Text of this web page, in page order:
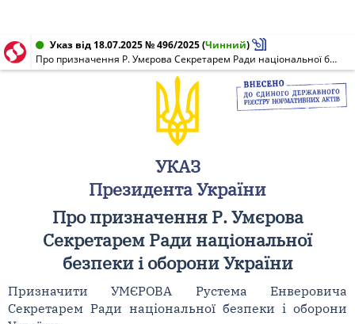
Указ від 18.07.2025 № 496/2025(Чинний)
Про призначення Р. Умєрова Секретарем Ради національної безпеки і оборони України